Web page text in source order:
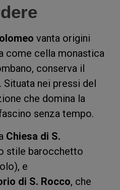
vanta origini
come cella monastica
conserva il
nei pressi del
che domina la
senza tempo.
Chiesa di S.
stile barocchetto
e
di S. Rocco, che